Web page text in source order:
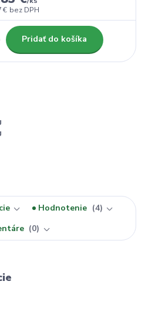
€ bez DPH
Pridať do košíka
Hodnotenie
4
0